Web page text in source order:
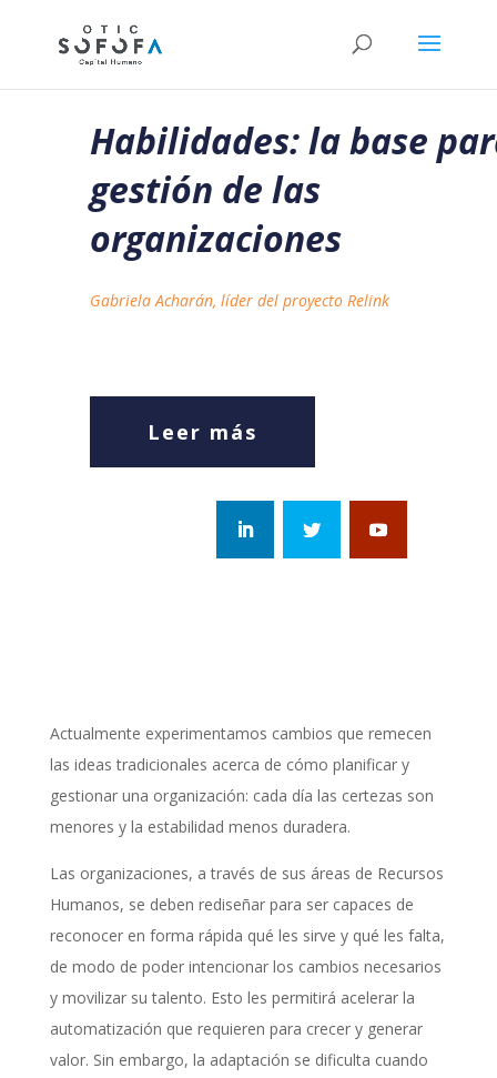
Habilidades: la base
gestión de las
organizaciones
Gabriela Acharán, líder del proyecto Relink
Leer más
Actualmente experimentamos cambios que remecen
las ideas tradicionales acerca de cómo planificar y
gestionar una organización: cada día las certezas son
menores y la estabilidad menos duradera.
Las organizaciones, a través de sus áreas de Recursos
Humanos, se deben rediseñar para ser capaces de
reconocer en forma rápida qué les sirve y qué les falta,
de modo de poder intencionar los cambios necesarios
y movilizar su talento. Esto les permitirá acelerar la
automatización que requieren para crecer y generar
valor. Sin embargo, la adaptación se dificulta cuando